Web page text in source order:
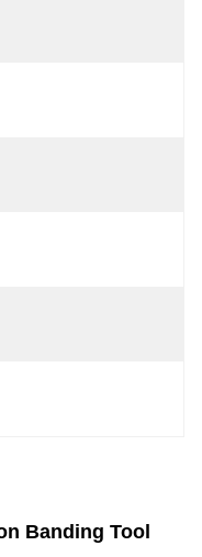
Banding Tool